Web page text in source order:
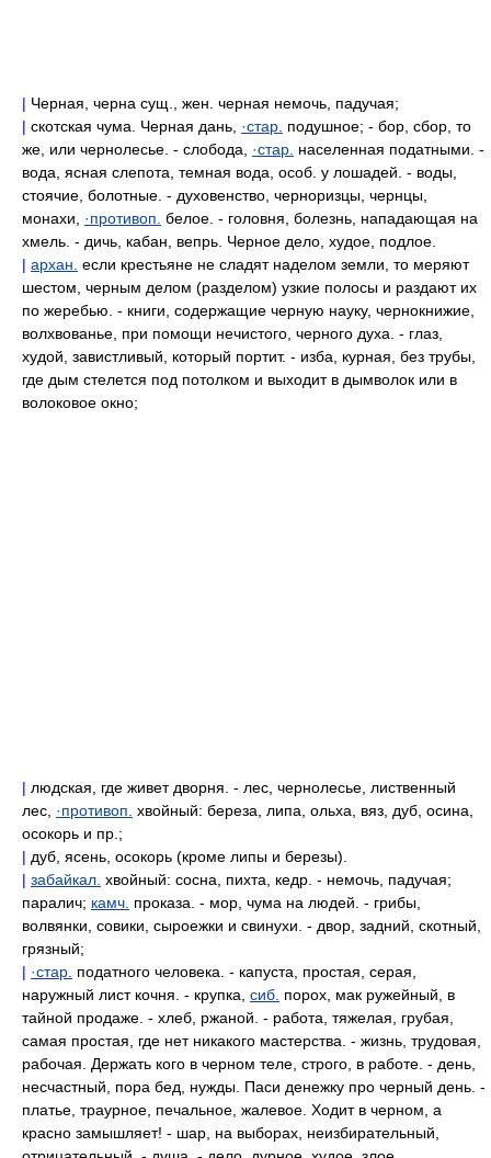
| Черная, черна сущ., жен. черная немочь, падучая;
| скотская чума. Черная дань, ·стар. подушное; - бор, сбор, то
же, или чернолесье. - слобода, ·стар. населенная податными. -
вода, ясная слепота, темная вода, особ. у лошадей. - воды,
стоячие, болотные. - духовенство, черноризцы, чернцы,
монахи, ·противоп. белое. - головня, болезнь, нападающая на
хмель. - дичь, кабан, вепрь. Черное дело, худое, подлое.
| архан. если крестьяне не сладят наделом земли, то меряют
шестом, черным делом (разделом) узкие полосы и раздают их
по жеребью. - книги, содержащие черную науку, чернокнижие,
волхвованье, при помощи нечистого, черного духа. - глаз,
худой, завистливый, который портит. - изба, курная, без трубы,
где дым стелется под потолком и выходит в дымволок или в
волоковое окно;
| людская, где живет дворня. - лес, чернолесье, лиственный
лес, ·противоп. хвойный: береза, липа, ольха, вяз, дуб, осина,
осокорь и пр.;
| дуб, ясень, осокорь (кроме липы и березы).
| забайкал. хвойный: сосна, пихта, кедр. - немочь, падучая;
паралич; камч. проказа. - мор, чума на людей. - грибы,
волвянки, совики, сыроежки и свинухи. - двор, задний, скотный,
грязный;
| ·стар. податного человека. - капуста, простая, серая,
наружный лист кочня. - крупка, сиб. порох, мак ружейный, в
тайной продаже. - хлеб, ржаной. - работа, тяжелая, грубая,
самая простая, где нет никакого мастерства. - жизнь, трудовая,
рабочая. Держать кого в черном теле, строго, в работе. - день,
несчастный, пора бед, нужды. Паси денежку про черный день. -
платье, траурное, печальное, жалевое. Ходит в черном, а
красно замышляет! - шар, на выборах, неизбирательный,